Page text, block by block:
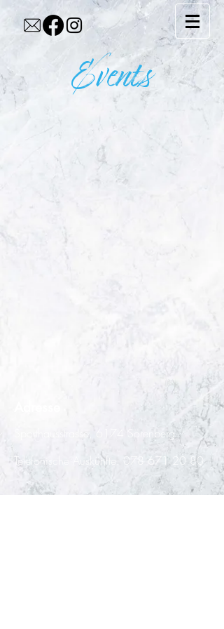
Events
Sporthausstrasse,
6174 Sörenberg
Telefonische Auskünfte:
078 671 20 80